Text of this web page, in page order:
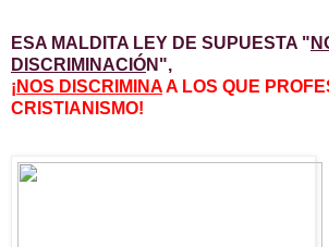
ESA MALDITA LEY DE SUPUESTA "
DISCRIMINACIÓN",
¡ NOS DISCRIMINAA LOS QUE
CRISTIANISMO!